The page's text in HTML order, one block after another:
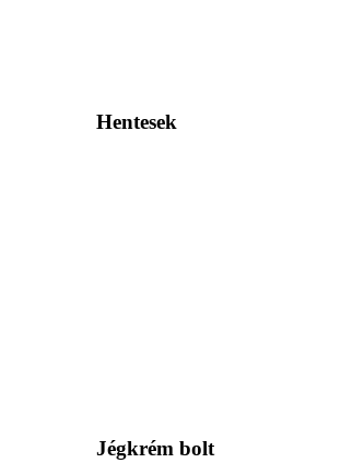
Hentesek
Jégkrém bolt